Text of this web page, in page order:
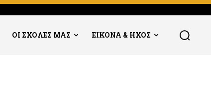
ΟΙ ΣΧΟΛΕΣ ΜΑΣ ΕΙΚΟΝΑ & ΗΧΟΣ